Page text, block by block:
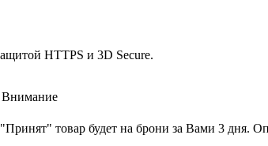
HTTPS и 3D Secure.
товар будет на брони за Вами 3 дня.